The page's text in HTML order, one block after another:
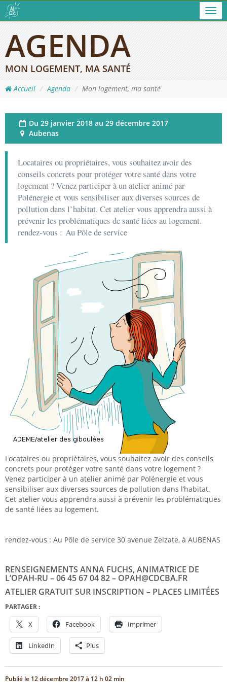
AGENDA
MON LOGEMENT, MA SANTÉ
Accueil Agenda Mon logement, ma santé
Du 29 janvier 2018 au 29 décembre 2017
Aubenas
Locataires ou propriétaires, vous souhaitez avoir des
conseils concrets pour protéger votre santé dans votre
logement ? Venez participer à un atelier animé par
Polénergie et vous sensibiliser aux diverses sources de
pollution dans l’habitat. Cet atelier vous apprendra aussi à
prévenir les problématiques de santé liées au logement.
rendez-vous : Au Pôle de service
Locataires ou propriétaires, vous souhaitez avoir des conseils
concrets pour protéger votre santé dans votre logement ?
Venez participer à un atelier animé par Polénergie et vous
sensibiliser aux diverses sources de pollution dans l’habitat.
Cet atelier vous apprendra aussi à prévenir les problématiques
de santé liées au logement.
rendez-vous : Au Pôle de service 30 avenue Zelzate, à AUBENAS
RENSEIGNEMENTS ANNA FUCHS, ANIMATRICE DE
L’OPAH-RU – 06 45 67 04 82 – OPAH@CDCBA.FR
ATELIER GRATUIT SUR INSCRIPTION – PLACES LIMITÉES
PARTAGER :
X Facebook Imprimer
LinkedIn Plus
Publié le 12 décembre 2017 à 12 h 02 min